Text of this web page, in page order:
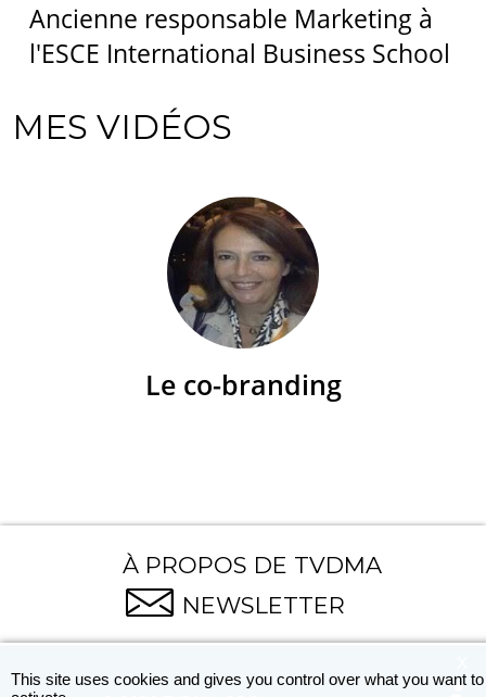
Ancienne responsable Marketing à
l'ESCE International Business School
MES VIDÉOS
Le co-branding
À PROPOS DE TVDMA
NEWSLETTER
This site uses cookies and gives you control over what you want to